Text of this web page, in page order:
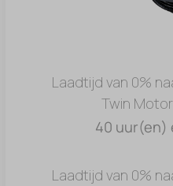
Laadtijd van 0%
Twin
40 uur(en)
Laadtijd van 0%